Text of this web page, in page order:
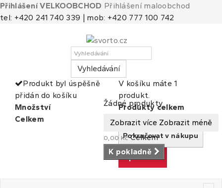
Přihlášení VELKOOBCHOD Přihlášení maloobchod
tel: +420 241 740 339 | mob: +420 777 100 742
Vyhledávání
Košík
(prázdný)
Žádné produkty
Zobrazit více Zobrazit méně
0,00 Kč Celkem
K pokladně
Produkt byl úspěšně
přidán do košíku
Množství
Celkem
V košíku máte 1
produkt.
Produkty celkem
Celkem
Pokračovat v nákupu
K pokladně